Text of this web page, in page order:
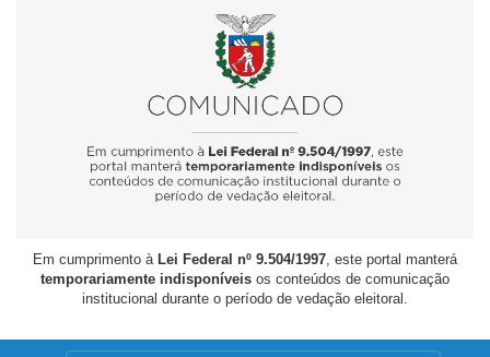
Em cumprimento à Lei Federal nº 9.504/1997, este portal manterá
temporariamente indisponíveis os conteúdos de comunicação
institucional durante o período de vedação eleitoral.